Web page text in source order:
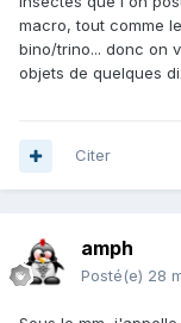
macro, tout comme
bino/trino... donc on
objets de quelques
Citer
amph
Posté(e) 28